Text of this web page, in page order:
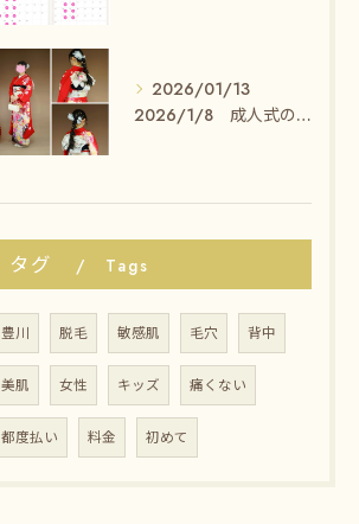
2026/01/13
2026/1/8 成人式のセット・着付けのお客様✨
タグ Tags
豊川 脱毛 敏感肌 毛穴 背中
美肌 女性 キッズ 痛くない
都度払い 料金 初めて